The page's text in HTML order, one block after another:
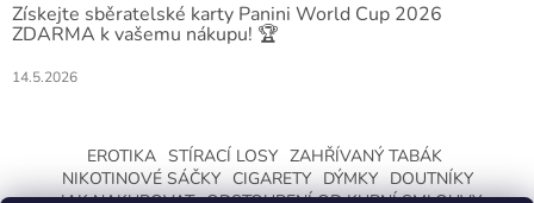
Získejte sběratelské karty Panini World Cup 2026
ZDARMA k vašemu nákupu! 🏆
14.5.2026
EROTIKA STÍRACÍ LOSY ZAHŘÍVANÝ TABÁK
NIKOTINOVÉ SÁČKY CIGARETY DÝMKY
DOUTNÍKY